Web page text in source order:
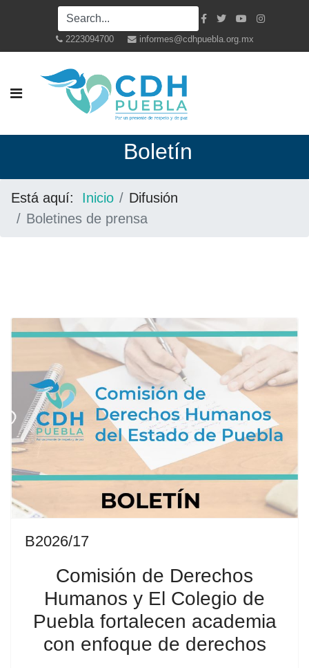
2223094700 informes@cdhpuebla.org.mx
Boletín
Está aquí: Inicio
Difusión
Boletines de prensa
B2026/17
Comisión de Derechos
Humanos y El Colegio de
Puebla fortalecen academia
con enfoque de derechos